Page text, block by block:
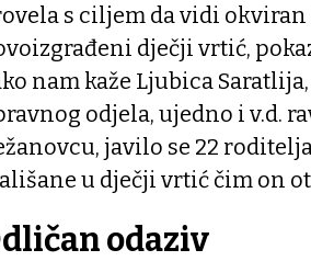
s ciljem da vidi
dječji vrtić,
nam kaže Ljubica
odjela, ujedno i v.d.
javilo se 22
u dječji vrtić čim on
odaziv